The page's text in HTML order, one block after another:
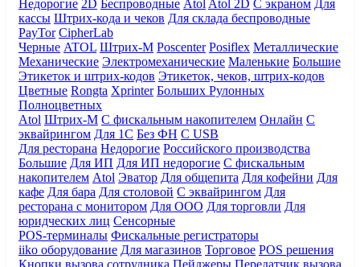
Недорогие 2D Беспроводные Atol Atol 2D С экраном Для
кассы Штрих-кода и чеков Для склада беспроводные
PayTor CipherLab
Черные ATOL Штрих-М Poscenter Posiflex Металлические
Механические Электромеханические Маленькие Большие
Этикеток и штрих-кодов Этикеток, чеков, штрих-кодов
Цветные Rongta Xprinter Больших Рулонных
Полноцветных
Atol Штрих-М С фискальным накопителем Онлайн С
эквайрингом Для 1С Без ФН С USB
Для ресторана Недорогие Российского производства
Большие Для ИП Для ИП недорогие С фискальным
накопителем Atol Эватор Для общепита Для кофейни Для
кафе Для бара Для столовой С эквайрингом Для
ресторана с монитором Для ООО Для торговли Для
юридческих лиц Сенсорные
POS-терминалы Фискальные регистраторы
iiko оборудование Для магазинов Торговое POS решения
Кнопки вызова сотрудника Пейджеры Передатчик вызова